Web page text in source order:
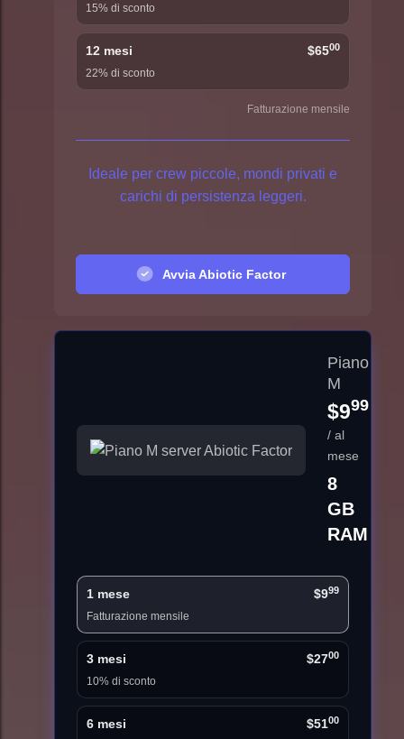
15% di sconto
12 mesi $6500
22% di sconto
Fatturazione mensile
Ideale per crew piccole, mondi privati e
carichi di persistenza leggeri.
Avvia Abiotic Factor
Piano
M
$999
/ al
mese
8
GB
RAM
1 mese $999
Fatturazione mensile
3 mesi $2700
10% di sconto
6 mesi $5100